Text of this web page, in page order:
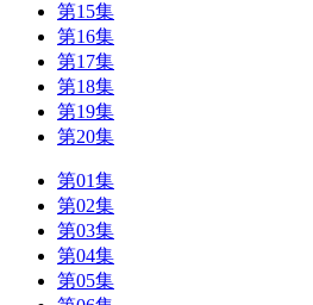
第15集
第16集
第17集
第18集
第19集
第20集
第01集
第02集
第03集
第04集
第05集